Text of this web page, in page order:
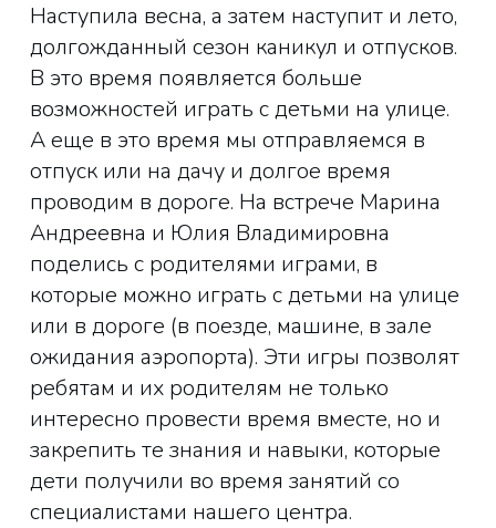
Наступила весна, а затем наступит и лето,
долгожданный сезон каникул и отпусков.
В это время появляется больше
возможностей играть с детьми на улице.
А еще в это время мы отправляемся в
отпуск или на дачу и долгое время
проводим в дороге. На встрече Марина
Андреевна и Юлия Владимировна
поделись с родителями играми, в
которые можно играть с детьми на улице
или в дороге (в поезде, машине, в зале
ожидания аэропорта). Эти игры позволят
ребятам и их родителям не только
интересно провести время вместе, но и
закрепить те знания и навыки, которые
дети получили во время занятий со
специалистами нашего центра.